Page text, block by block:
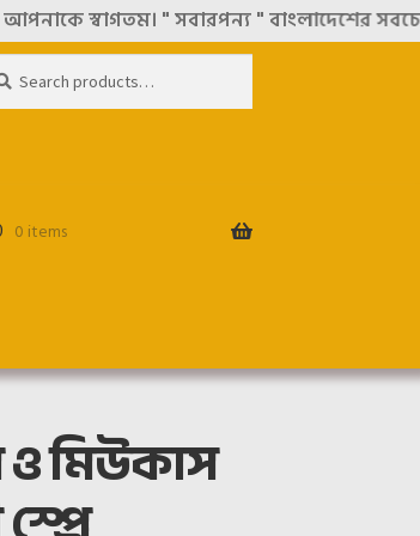
" সবারপন্য " বাংলাদেশের সবচেয়ে
0 items
মিউকাস